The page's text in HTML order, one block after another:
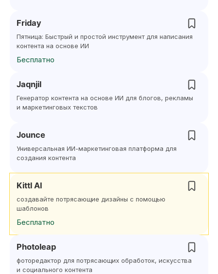
Friday
Пятница: Быстрый и простой инструмент для написания
контента на основе ИИ
Бесплатно
Jaqnjil
Генератор контента на основе ИИ для блогов, рекламы
и маркетинговых текстов
Jounce
Универсальная ИИ-маркетинговая платформа для
создания контента
Kittl AI
создавайте потрясающие дизайны с помощью
шаблонов
Бесплатно
Photoleap
фоторедактор для потрясающих обработок, искусства
и социального контента